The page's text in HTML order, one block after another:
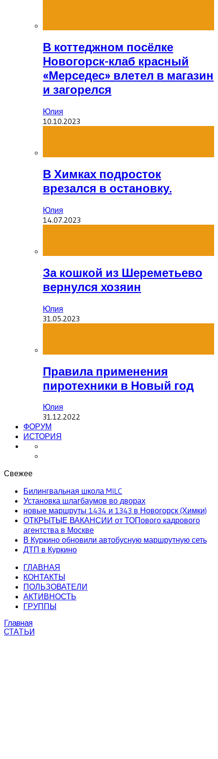
В коттеджном посёлке
Новогорск-клаб красный
«Мерседес» влетел в магазин
и загорелся
Юлия
10.10.2023
В Химках подросток
врезался в остановку.
Юлия
14.07.2023
За кошкой из Шереметьево
вернулся хозяин
Юлия
31.05.2023
Правила применения
пиротехники в Новый год
Юлия
31.12.2022
ФОРУМ
ИСТОРИЯ
Свежее
Билингвальная школа MILC
Установка шлагбаумов во дворах
новые маршруты 1434 и 1343 в Новогорск (Химки)
ОТКРЫТЫЕ ВАКАНСИИ от ТОПового кадрового
агентства в Москве
В Куркино обновили автобусную маршрутную сеть
ДТП в Куркино
ГЛАВНАЯ
КОНТАКТЫ
ПОЛЬЗОВАТЕЛИ
АКТИВНОСТЬ
ГРУППЫ
Главная
СТАТЬИ